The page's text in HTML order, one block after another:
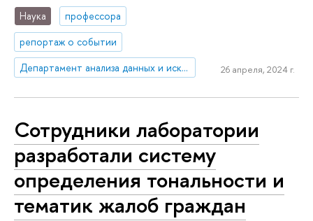
Наука
профессора
репортаж о событии
Департамент анализа данных и искусственного интеллекта
26 апреля, 2024 г.
Сотрудники лаборатории
разработали систему
определения тональности и
тематик жалоб граждан